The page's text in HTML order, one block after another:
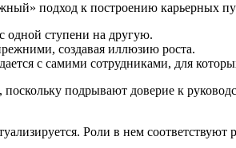
подход к построению карьерных
одной ступени на другую.
создавая иллюзию роста.
с самими сотрудниками, для
подрывают доверие к
Роли в нем